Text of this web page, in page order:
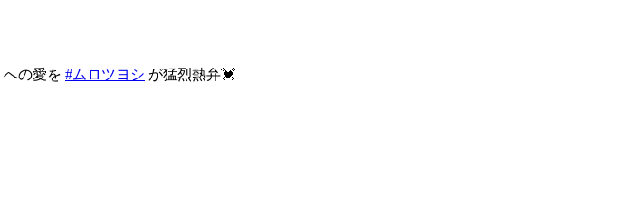
への愛を #ムロツヨシ が猛烈熱弁💓